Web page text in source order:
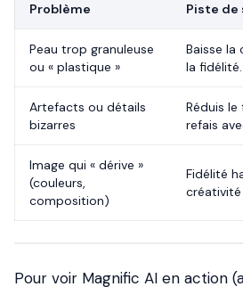
Problème Piste de
Peau trop granuleuse
ou « plastique »
Baisse la
la fidélité.
Artefacts ou détails
bizarres
Réduis le
refais
Image qui « dérive »
(couleurs,
composition)
Fidélité
créativité
Pour voir Magnific AI en action